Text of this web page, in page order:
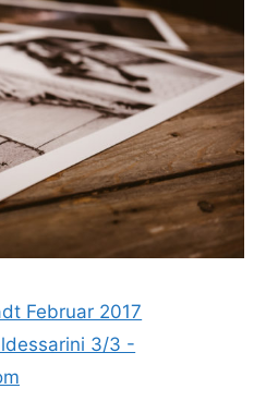
Februar 2017
3/3 -